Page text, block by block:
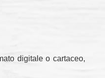
digitale o cartaceo,